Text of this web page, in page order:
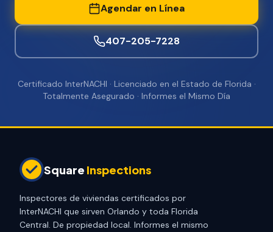
Agendar en Línea
407-205-7228
Certificado InterNACHI · Licenciado en el Estado de Florida ·
Totalmente Asegurado · Informes el Mismo Día
Square Inspections
Inspectores de viviendas certificados por
InterNACHI que sirven Orlando y toda Florida
Central. De propiedad local. Informes el mismo